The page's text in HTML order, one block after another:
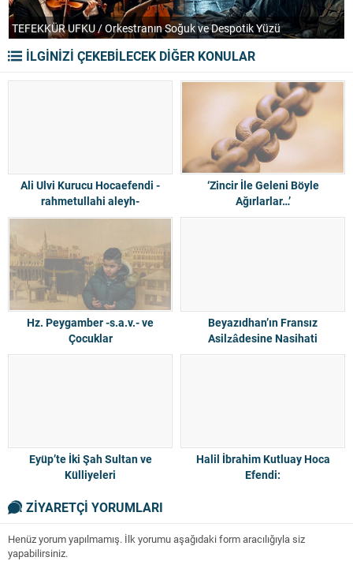
PARANTEZ / Haksızlıktan Hak Çıkmaz
İLGİNİZİ ÇEKEBİLECEK DİĞER KONULAR
Ali Ulvi Kurucu Hocaefendi -
rahmetullahi aleyh-
‘Zincir İle Geleni Böyle
Ağırlarlar…’
Hz. Peygamber -s.a.v.- ve
Çocuklar
Beyazıdhan’ın Fransız
Asilzâdesine Nasihati
Eyüp’te İki Şah Sultan ve
Külliyeleri
Halil İbrahim Kutluay Hoca
Efendi:
ZİYARETÇİ YORUMLARI
Henüz yorum yapılmamış. İlk yorumu aşağıdaki form aracılığıyla siz
yapabilirsiniz.